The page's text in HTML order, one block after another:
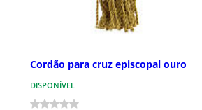
Cordão para cruz episcopal ouro
DISPONÍVEL